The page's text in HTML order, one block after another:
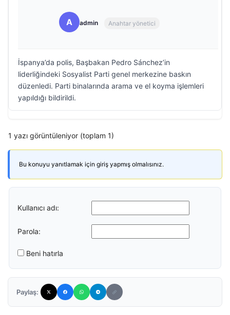
A admin Anahtar yönetici
İspanya’da polis, Başbakan Pedro Sánchez’in
liderliğindeki Sosyalist Parti genel merkezine baskın
düzenledi. Parti binalarında arama ve el koyma işlemleri
yapıldığı bildirildi.
1 yazı görüntüleniyor (toplam 1)
Bu konuyu yanıtlamak için giriş yapmış olmalısınız.
Kullanıcı adı:
Parola:
Beni hatırla
Paylaş: